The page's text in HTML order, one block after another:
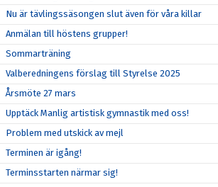
Nu är tävlingssäsongen slut även för våra killar
Anmälan till höstens grupper!
Sommarträning
Valberedningens förslag till Styrelse 2025
Årsmöte 27 mars
Upptäck Manlig artistisk gymnastik med oss!
Problem med utskick av mejl
Terminen är igång!
Terminsstarten närmar sig!